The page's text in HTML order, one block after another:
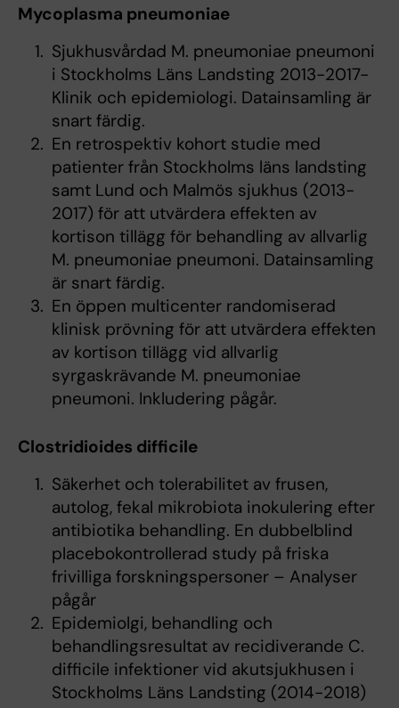
Mycoplasma pneumoniae
Sjukhusvårdad M. pneumoniae pneumoni
i Stockholms Läns Landsting 2013-2017-
Klinik och epidemiologi. Datainsamling är
snart färdig.
En retrospektiv kohort studie med
patienter från Stockholms läns landsting
samt Lund och Malmös sjukhus (2013-
2017) för att utvärdera effekten av
kortison tillägg för behandling av allvarlig
M. pneumoniae pneumoni. Datainsamling
är snart färdig.
En öppen multicenter randomiserad
klinisk prövning för att utvärdera effekten
av kortison tillägg vid allvarlig
syrgaskrävande M. pneumoniae
pneumoni. Inkludering pågår.
Clostridioides difficile
Säkerhet och tolerabilitet av frusen,
autolog, fekal mikrobiota inokulering efter
antibiotika behandling. En dubbelblind
placebokontrollerad study på friska
frivilliga forskningspersoner – Analyser
pågår
Epidemiolgi, behandling och
behandlingsresultat av recidiverande C.
difficile infektioner vid akutsjukhusen i
Stockholms Läns Landsting (2014-2018)